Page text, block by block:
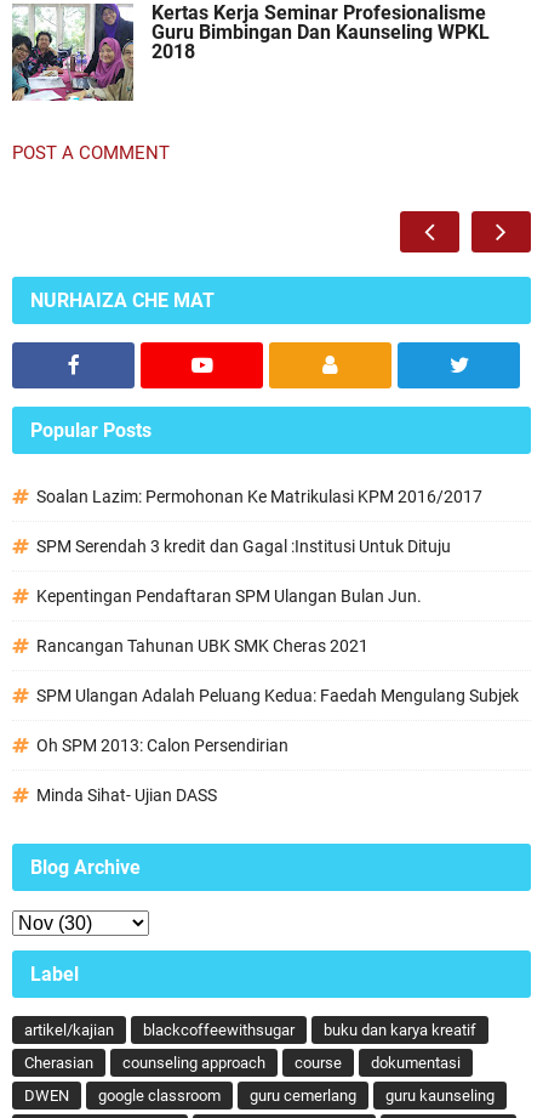
Kertas Kerja Seminar Profesionalisme
Guru Bimbingan Dan Kaunseling WPKL
2018
POST A COMMENT
NURHAIZA CHE MAT
Popular Posts
Soalan Lazim: Permohonan Ke Matrikulasi KPM 2016/2017
SPM Serendah 3 kredit dan Gagal :Institusi Untuk Dituju
Kepentingan Pendaftaran SPM Ulangan Bulan Jun.
Rancangan Tahunan UBK SMK Cheras 2021
SPM Ulangan Adalah Peluang Kedua: Faedah Mengulang Subjek
Oh SPM 2013: Calon Persendirian
Minda Sihat- Ujian DASS
Blog Archive
Label
artikel/kajian blackcoffeewithsugar
buku dan karya kreatif
Cherasian
counseling approach course
dokumentasi
DWEN
google classroom guru cemerlang
guru kaunseling